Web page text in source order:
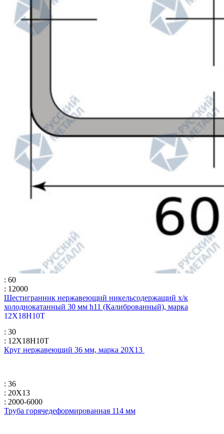
: 60
: 12000
Шестигранник нержавеющий никельсодержащий х/к
холоднокатанный 30 мм h11 (Калиброванный), марка
12Х18Н10Т
: 30
: 12Х18Н10Т
Круг нержавеющий 36 мм, марка 20Х13
: 36
: 20Х13
: 2000-6000
Труба горячедеформированная 114 мм